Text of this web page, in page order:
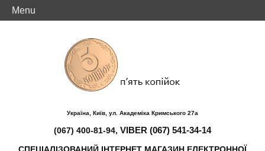
Україна, Київ, ул. Академіка Кримського 27а
(067) 400-81-94, VIBER (067) 541-34-14
СПЕЦІАЛІЗОВАНИЙ ІНТЕРНЕТ МАГАЗИН ЕЛЕКТРОННОЇ
Menu